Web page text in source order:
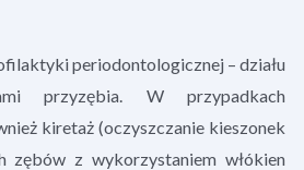
periodontologicznej – działu
przyzębia. W przypadkach
kiretaż (oczyszczanie kieszonek
zębów z wykorzystaniem włókien